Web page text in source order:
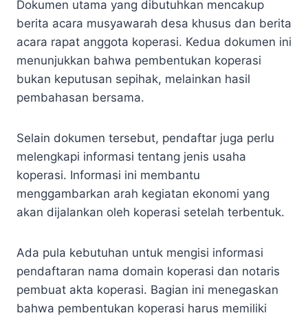
Dokumen utama yang dibutuhkan mencakup
berita acara musyawarah desa khusus dan berita
acara rapat anggota koperasi. Kedua dokumen ini
menunjukkan bahwa pembentukan koperasi
bukan keputusan sepihak, melainkan hasil
pembahasan bersama.
Selain dokumen tersebut, pendaftar juga perlu
melengkapi informasi tentang jenis usaha
koperasi. Informasi ini membantu
menggambarkan arah kegiatan ekonomi yang
akan dijalankan oleh koperasi setelah terbentuk.
Ada pula kebutuhan untuk mengisi informasi
pendaftaran nama domain koperasi dan notaris
pembuat akta koperasi. Bagian ini menegaskan
bahwa pembentukan koperasi harus memiliki